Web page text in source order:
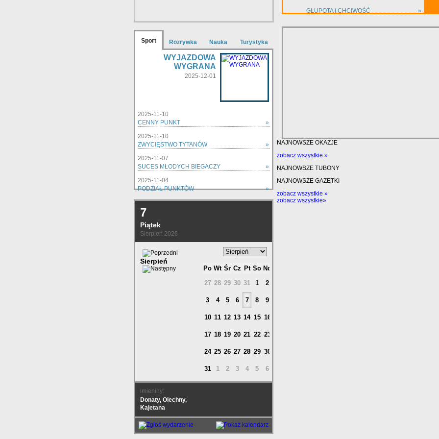
Sport Rozrywka Nauka Turystyka
WYJAZDOWA
WYGRANA
2025-12-01
2025-11-10
CENNY PUNKT
»
2025-11-10
ZWYCIĘSTWO TYTANÓW
»
2025-11-07
SUCES MŁODYCH BIEGACZY
»
2025-11-04
PODZIAŁ PUNKTÓW
»
zobacz wszystkie »
7
Piątek
Sierpień 2026
Sierpień
Po Wt Śr Cz Pt So Nd
27 28 29 30 31 1 2
3 4 5 6 7 8 9
10 11 12 13 14 15 16
17 18 19 20 21 22 23
24 25 26 27 28 29 30
31 1 2 3 4 5 6
imieniny:
Donaty, Olechny,
Kajetana
GŁUPOTA I CHCIWOŚĆ
»
NAJNOWSZE OKAZJE
zobacz wszystkie »
NAJNOWSZE TUBONY
NAJNOWSZE GAZETKI
zobacz wszystkie »
zobacz wszystkie»